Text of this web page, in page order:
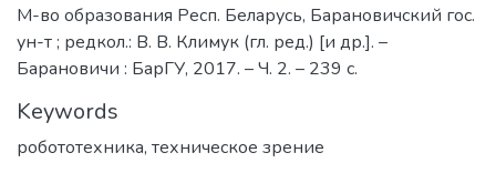
М-во образования Респ. Беларусь, Барановичский гос.
ун-т ; редкол.: В. В. Климук (гл. ред.) [и др.]. –
Барановичи : БарГУ, 2017. – Ч. 2. – 239 с.
Keywords
робототехника, техническое зрение